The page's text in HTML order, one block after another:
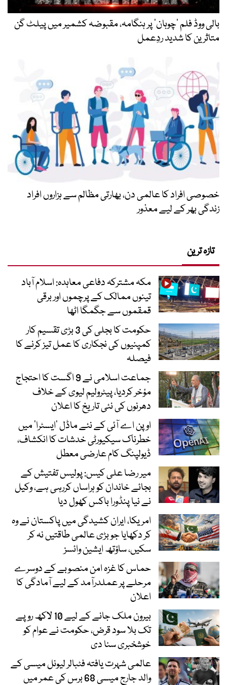
بالی ووڈ فلم ’چوہان‘ پر ہنگامہ، مقبوضہ کشمیر میں پیلٹ گن
متاثرین کا شدید ردِعمل
خصوصی افراد کا عالمی دن، بھارتی مظالم سے ہزاروں افراد
زندگی بھر کے لیے معذور
تازہ ترین
مکہ مشترکہ دفاعی معاہدہ: اسلام آباد
تینوں ممالک کے پرچموں اور برقی
قمقموں سے جگمگا اٹھا
حکومت کا بجلی کی 3 بڑی تقسیم کار
کمپنیوں کی نجکاری کا عمل تیز کرنے کا
فیصلہ
جماعت اسلامی نے 9 اگست کا احتجاج
مؤخر کردیا، پیٹرولیم لیوی کے خلاف
دھرنوں کی نئی تاریخ کا اعلان
اوپن اے آئی کے نئے ماڈل ’ایسٹرا‘ میں
خطرناک سیکیورٹی خدشات کا انکشاف،
ڈیولپنگ کام عارضی معطل
میر رضا علی کیس: پولیس تفتیش کے
بجائے خاندان کو ہراساں کررہی ہے، وکیل
نے نیا پنڈورا باکس کھول دیا
امریکا، ایران کشیدگی میں پاکستان نے وہ
کر دکھایا جو بڑی عالمی طاقتیں نہ کر
سکیں، ساؤتھ ایشین وائسز
حماس کا غزہ امن منصوبے کے دوسرے
مرحلے پر عملدرآمد کے لیے آمادگی کا
اعلان
بیرون ملک جانے کے لیے 10 لاکھ روپے
تک بلا سود قرض، حکومت نے عوام کو
خوشخبری سنا دی
عالمی شہرت یافتہ فٹبالر لیونل میسی کے
والد جارج میسی 68 برس کی عمر میں